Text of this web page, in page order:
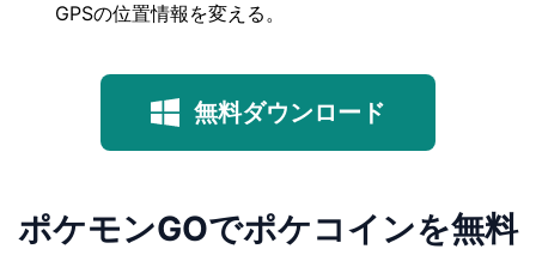
GPSの位置情報を変える。
無料ダウンロード
ポケモンGOでポケコインを無料